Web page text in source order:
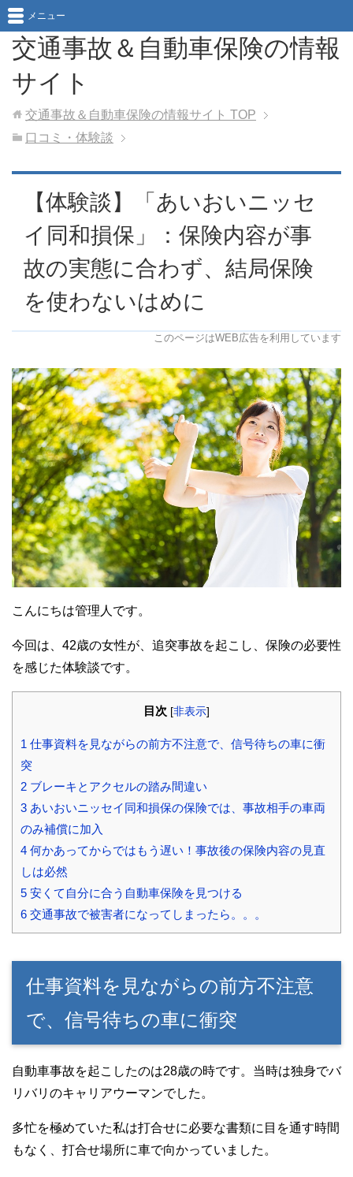
交通事故＆自動車保険の情報
サイト
メニュー
交通事故＆自動車保険の情報サイト TOP
口コミ・体験談
【体験談】「あいおいニッセ
イ同和損保」：保険内容が事
故の実態に合わず、結局保険
を使わないはめに
このページはWEB広告を利用しています
こんにちは管理人です。
今回は、42歳の女性が、追突事故を起こし、保険の必要性
を感じた体験談です。
目次 [非表示]
1 仕事資料を見ながらの前方不注意で、信号待ちの車に衝
突
2 ブレーキとアクセルの踏み間違い
3 あいおいニッセイ同和損保の保険では、事故相手の車両
のみ補償に加入
4 何かあってからではもう遅い！事故後の保険内容の見直
しは必然
5 安くて自分に合う自動車保険を見つける
6 交通事故で被害者になってしまったら。。。
仕事資料を見ながらの前方不注意
で、信号待ちの車に衝突
自動車事故を起こしたのは28歳の時です。当時は独身でバ
リバリのキャリアウーマンでした。
多忙を極めていた私は打合せに必要な書類に目を通す時間
もなく、打合せ場所に車で向かっていました。